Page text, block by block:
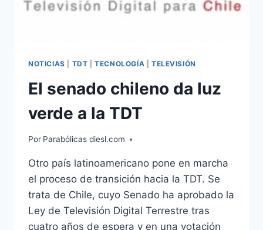
NOTICIAS TDT |TECNOLOGÍA TELEVISIÓN
El senado chileno da luz
verde a la TDT
Por Parabólicas diesl.com
Otro país latinoamericano pone en marcha
el proceso de transición hacia la TDT. Se
trata de Chile, cuyo Senado ha aprobado la
Ley de Televisión Digital Terrestre tras
cuatro años de espera y en una votación